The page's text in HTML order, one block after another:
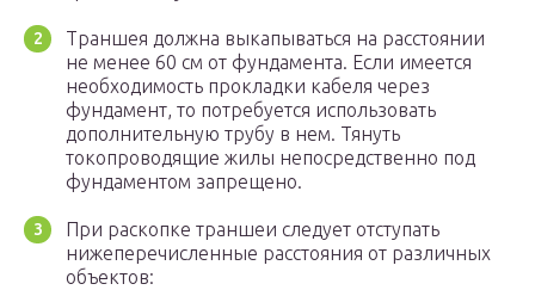
Траншея должна выкапываться на расстоянии
не менее 60 см от фундамента. Если имеется
необходимость прокладки кабеля через
фундамент, то потребуется использовать
дополнительную трубу в нем. Тянуть
токопроводящие жилы непосредственно под
фундаментом запрещено.
При раскопке траншеи следует отступать
нижеперечисленные расстояния от различных
объектов: